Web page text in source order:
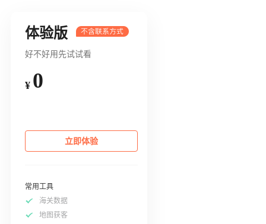
体验版
好不好用先试试看
¥ 0
立即体验
常用工具
海关数据
地图获客